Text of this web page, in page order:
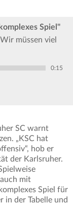
Spiel"
müssen viel
0:15
SC warnt
„KSC hat
hob er
der Karlsruher.
mit
Spiel für
in der Tabelle und